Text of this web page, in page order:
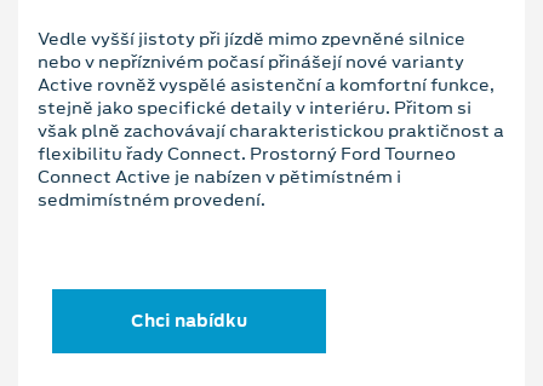
Vedle vyšší jistoty při jízdě mimo zpevněné silnice
nebo v nepříznivém počasí přinášejí nové varianty
Active rovněž vyspělé asistenční a komfortní funkce,
stejně jako specifické detaily v interiéru. Přitom si
však plně zachovávají charakteristickou praktičnost a
flexibilitu řady Connect. Prostorný Ford Tourneo
Connect Active je nabízen v pětimístném i
sedmimístném provedení.
Chci nabídku